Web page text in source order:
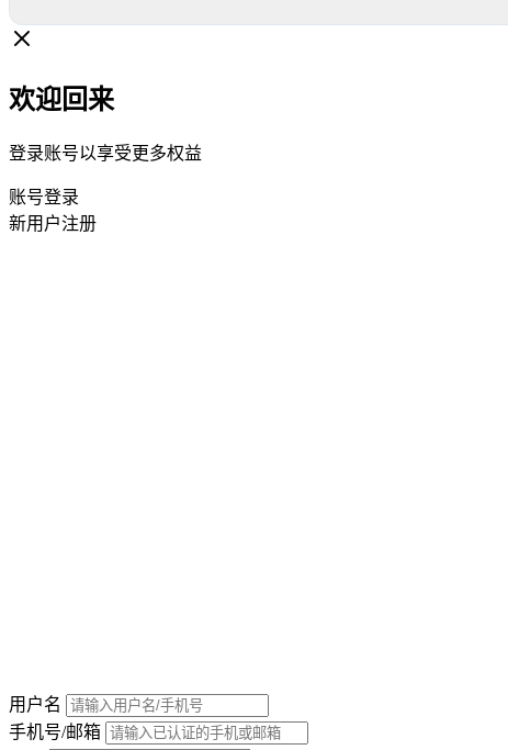
欢迎回来
登录账号以享受更多权益
账号登录
新用户注册
用户名
手机号/邮箱